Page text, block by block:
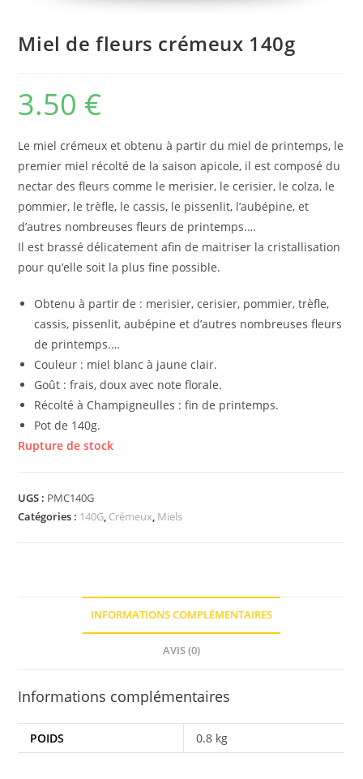
Miel de fleurs crémeux 140g
3.50 €
Le miel crémeux et obtenu à partir du miel de printemps, le
premier miel récolté de la saison apicole, il est composé du
nectar des fleurs comme le merisier, le cerisier, le colza, le
pommier, le trèfle, le cassis, le pissenlit, l’aubépine, et
d’autres nombreuses fleurs de printemps.…
Il est brassé délicatement afin de maitriser la cristallisation
pour qu’elle soit la plus fine possible.
Obtenu à partir de : merisier, cerisier, pommier, trèfle,
cassis, pissenlit, aubépine et d’autres nombreuses fleurs
de printemps.…
Couleur : miel blanc à jaune clair.
Goût : frais, doux avec note florale.
Récolté à Champigneulles : fin de printemps.
Pot de 140g.
Rupture de stock
UGS : PMC140G
Catégories : 140G, Crémeux, Miels
INFORMATIONS COMPLÉMENTAIRES
AVIS (0)
Informations complémentaires
POIDS 0.8 kg